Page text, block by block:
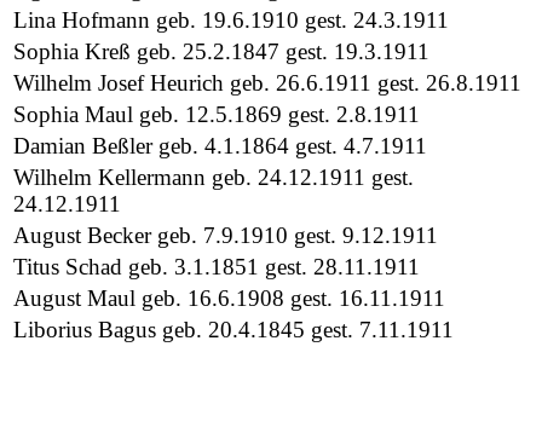
Lina Hofmann geb. 19.6.1910 gest. 24.3.1911
Sophia Kreß geb. 25.2.1847 gest. 19.3.1911
Wilhelm Josef Heurich geb. 26.6.1911 gest. 26.8.1911
Sophia Maul geb. 12.5.1869 gest. 2.8.1911
Damian Beßler geb. 4.1.1864 gest. 4.7.1911
Wilhelm Kellermann geb. 24.12.1911 gest.
24.12.1911
August Becker geb. 7.9.1910 gest. 9.12.1911
Titus Schad geb. 3.1.1851 gest. 28.11.1911
August Maul geb. 16.6.1908 gest. 16.11.1911
Liborius Bagus geb. 20.4.1845 gest. 7.11.1911